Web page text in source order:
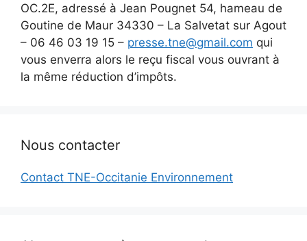
OC.2E, adressé à Jean Pougnet 54, hameau de
Goutine de Maur 34330 – La Salvetat sur Agout
– 06 46 03 19 15 – presse.tne@gmail.com qui
vous enverra alors le reçu fiscal vous ouvrant à
la même réduction d’impôts.
Nous contacter
Contact TNE-Occitanie Environnement